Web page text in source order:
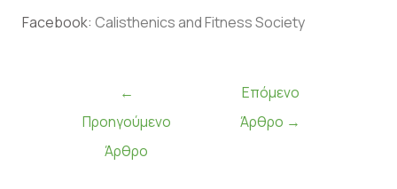
Facebook: Calisthenics and Fitness Society
←
Προηγούμενο
Άρθρο
Επόμενο
Άρθρο →